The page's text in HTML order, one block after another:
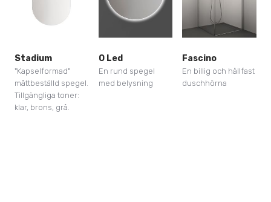
Stadium
"Kapselformad"
måttbeställd spegel.
Tillgängliga toner:
klar, brons, grå.
O Led
En rund spegel
med belysning
Fascino
En billig och hållfast
duschhörna